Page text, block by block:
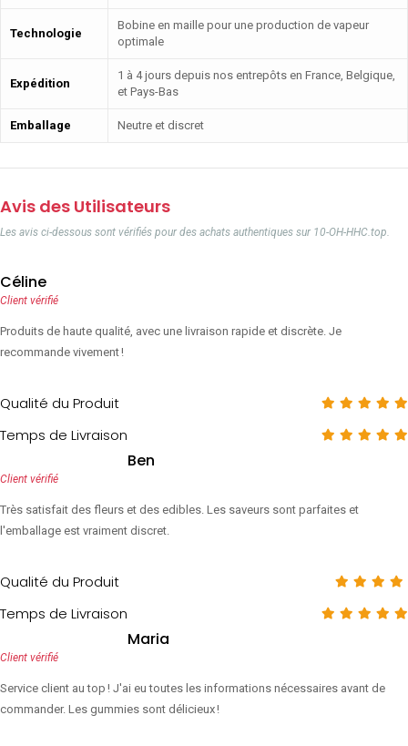
Technologie
Bobine en maille pour une production de vapeur
optimale
Expédition
1 à 4 jours depuis nos entrepôts en France, Belgique,
et Pays-Bas
Emballage Neutre et discret
Avis des Utilisateurs
Les avis ci-dessous sont vérifiés pour des achats authentiques sur 10-OH-HHC.top.
Céline
Client vérifié
Produits de haute qualité, avec une livraison rapide et discrète. Je
recommande vivement !
Qualité du Produit
Temps de Livraison
Ben
Client vérifié
Très satisfait des fleurs et des edibles. Les saveurs sont parfaites et
l'emballage est vraiment discret.
Qualité du Produit
Temps de Livraison
Maria
Client vérifié
Service client au top ! J'ai eu toutes les informations nécessaires avant de
commander. Les gummies sont délicieux !